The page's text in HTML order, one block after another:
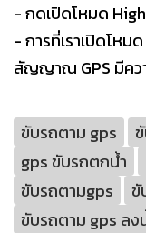
- กดเปิดโหมด
- การที่เราเปิดโหม
สัญญาณ GPS มีคว
ขับรถตาม gps
gps ขับรถตกน้ํา
ขับรถตามgps
ขั
ขับรถตาม gps ลง